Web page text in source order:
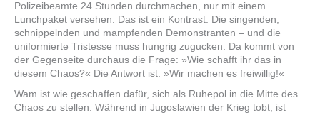
Polizeibeamte 24 Stunden durchmachen, nur mit einem
Lunchpaket versehen. Das ist ein Kontrast: Die singenden,
schnippelnden und mampfenden Demonstranten – und die
uniformierte Tristesse muss hungrig zugucken. Da kommt von
der Gegenseite durchaus die Frage: »Wie schafft ihr das in
diesem Chaos?« Die Antwort ist: »Wir machen es freiwillig!«
Wam ist wie geschaffen dafür, sich als Ruhepol in die Mitte des
Chaos zu stellen. Während in Jugoslawien der Krieg tobt, ist